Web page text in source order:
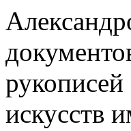
рукописей
искусств